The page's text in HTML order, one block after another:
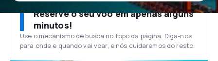
Reserve o seu voo em apenas alguns
minutos!
Use o mecanismo de busca no topo da página. Diga-nos
para onde e quando vai voar, e nós cuidaremos do resto.